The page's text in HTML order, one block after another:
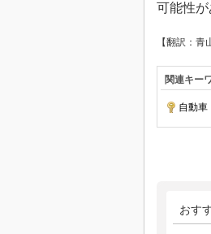
可能性が
【翻訳：青
関連キー
自動車
おす